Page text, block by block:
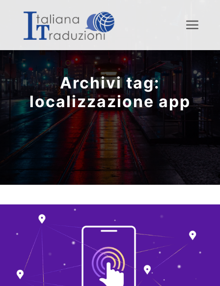
Archivi tag:
localizzazione app